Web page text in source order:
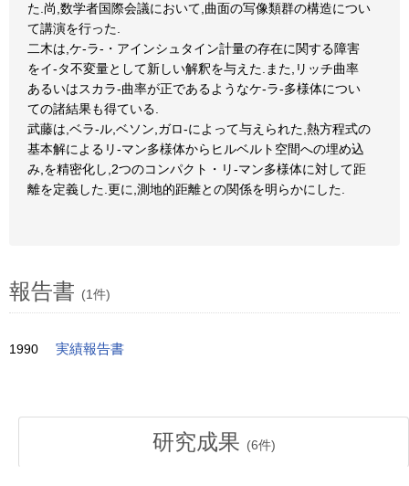
た.尚,数学者国際会議において,曲面の写像類群の構造につい
て講演を行った.
二木は,ケ-ラ-・アインシュタイン計量の存在に関する障害
をイ-タ不変量として新しい解釈を与えた.また,リッチ曲率
あるいはスカラ-曲率が正であるようなケ-ラ-多様体につい
ての諸結果も得ている.
武藤は,ベラ-ル,ベソン,ガロ-によって与えられた,熱方程式の
基本解によるリ-マン多様体からヒルベルト空間への埋め込
み,を精密化し,2つのコンパクト・リ-マン多様体に対して距
離を定義した.更に,測地的距離との関係を明らかにした.
報告書 (1件)
1990 実績報告書
研究成果 (6件)